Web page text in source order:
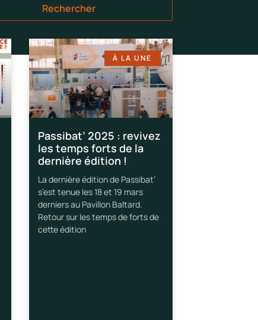
Rechercher
À LA UNE
Passibat’ 2025 : revivez
les temps forts de la
dernière édition !
La dernière édition de Passibat’
s’est tenue les 18 et 19 mars
derniers au Pavillon Baltard.
Retour sur les temps de forts de
cette édition